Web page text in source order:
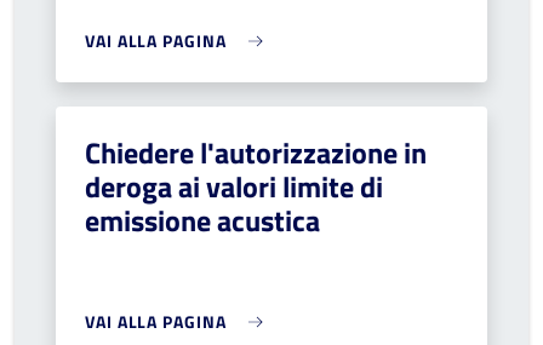
VAI ALLA PAGINA
Chiedere l'autorizzazione in
deroga ai valori limite di
emissione acustica
VAI ALLA PAGINA